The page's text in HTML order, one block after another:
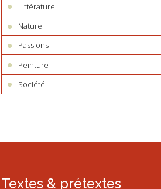
Littérature
Nature
Passions
Peinture
Société
Textes & prétextes